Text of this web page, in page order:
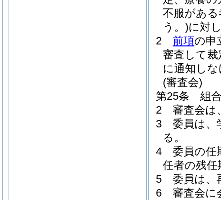
不服がある
う。)に対
2
前項の申
審査して
に通知し
(審査会)
第25条
組
2
審査会は
3
委員は、
る。
4
委員の任
任者の残
5
委員は、
6
審査会に